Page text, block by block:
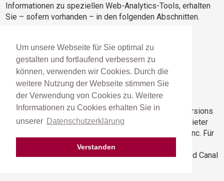
Um unsere Webseite für Sie optimal zu
gestalten und fortlaufend verbessern zu
können, verwenden wir Cookies. Durch die
weitere Nutzung der Webseite stimmen Sie
der Verwendung von Cookies zu. Weitere
Informationen zu Cookies erhalten Sie in
unserer Datenschutzerklärung
Verstanden
Informationen zu speziellen Web-Analytics-Tools, erhalten
Sie – sofern vorhanden – in den folgenden Abschnitten.
Facebook Conversions API
Datenschutzerklärung
Wir verwenden auf unserer Website Facebook Conversions
API, ein serverseitiges Event-Trackingtool. Dienstanbieter
ist das amerikanische Unternehmen Meta Platforms Inc. Für
den europäischen Raum ist das Unternehmen Meta
Platforms Ireland Limited (4 Grand Canal Square, Grand Canal